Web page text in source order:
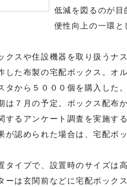
低減を図るのが目
便性向上の一環と
スや住設機器を取り扱うナ
した布製の宅配ボックス。オ
タから５０００個を購入した。
７月の予定。ボックス配布
するアンケート調査を実施す
が認められた場合は、宅配ボ
イプで、設置時のサイズは
ーは玄関前などに宅配ボック